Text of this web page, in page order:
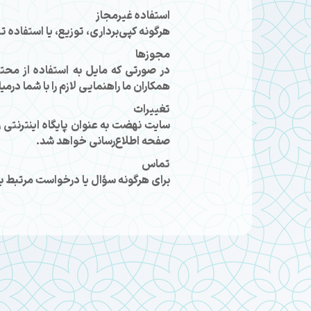
استفاده غیرمجاز
هرگونه کپی‌برداری، توزیع، یا
مجوزها
در صورتی که مایل به استفاده از
همکاران ما راهنمایی لازم را با شما
تغییرات
سایت نهضت به عنوان پایگاه
صفحه اطلاع‌رسانی خواهد شد.
تماس
برای هرگونه سؤال یا درخواست مرتبط با حقوق